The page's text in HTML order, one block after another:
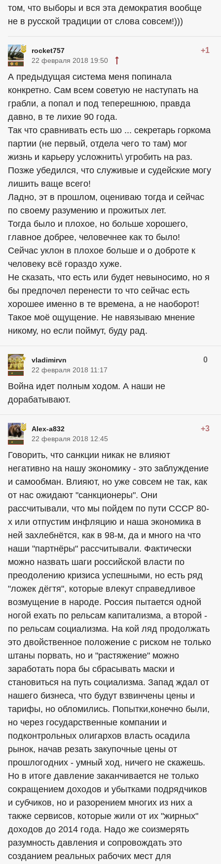
том, что выборы и вся эта демократия вообще
не в русской традиции от слова совсем!)))
rocket757 +1
22 февраля 2018 19:50
А предыдущая система меня попинала
конкретно. Сам всем советую не наступать на
грабли, а попал и под теперешнюю, правда
давно, в те лихие 90 года.
Так что сравнивать есть шо ... секретарь горкома
партии (не первый, отдела чего то там) мог
жизнь и карьеру усложнить\ угробить на раз.
Позже убедился, что служивые и судейские могу
лишить ваще всего!
Ладно, эт в прошлом, оцениваю тогда и сейчас
по своему разумению и прожитых лет.
Тогда было и плохое, но больше хорошего,
главное добрее, человечнее как то было!
Сейчас уклон в плохое больше и о доброте к
человеку всё гораздо хуже.
Не сказать, что есть или будет невыносимо, но я
бы предпочел перенести то что сейчас есть
хорошее именно в те времена, а не наоборот!
Такое моё ощущение. Не навязываю мнение
никому, но если поймут, буду рад.
vladimirvn 0
22 февраля 2018 11:17
Война идет полным ходом. А наши не
дорабатывают.
Alex-a832 +3
22 февраля 2018 12:45
Говорить, что санкции никак не влияют
негативно на нашу экономику - это заблуждение
и самообман. Влияют, но уже совсем не так, как
от нас ожидают "санкционеры". Они
рассчитывали, что мы пойдем по пути СССР 80-
х или отпустим инфляцию и наша экономика в
ней захлебнётся, как в 98-м, да и много на что
наши "партнёры" рассчитывали. Фактически
можно назвать шаги российской власти по
преодолению кризиса успешными, но есть ряд
"ложек дёгтя", которые влекут справедливое
возмущение в народе. Россия пытается одной
ногой ехать по рельсам капитализма, а второй -
по рельсам социализма. На кой ляд продолжать
это двойственное положение с риском не только
штаны порвать, но и "растяжение" можно
заработать пора бы сбрасывать маски и
становиться на путь социализма. Запад ждал от
нашего бизнеса, что будут взвинчены цены и
тарифы, но обломились. Попытки,конечно были,
но через государственные компании и
подконтрольных олигархов власть осадила
рынок, начав резать закупочные цены от
прошлогодних - умный ход, ничего не скажешь.
Но в итоге давление заканчивается не только
сокращением доходов и убытками подрядчиков
и субчиков, но и разорением многих из них а
также сервисов, которые жили от их "жирных"
доходов до 2014 года. Надо же соизмерять
разумность давления и сопровождать это
созданием реальных рабочих мест для